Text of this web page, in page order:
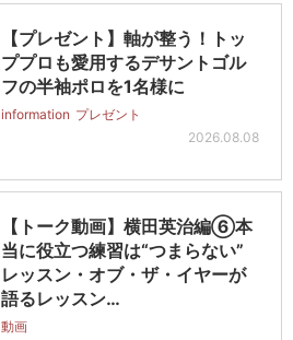
【プレゼント】軸が整う！トッ
ププロも愛用するデサントゴル
フの半袖ポロを1名様に
information プレゼント
2026.08.08
【トーク動画】横田英治編⑥本
当に役立つ練習は“つまらない”
レッスン・オブ・ザ・イヤーが
語るレッスン…
動画